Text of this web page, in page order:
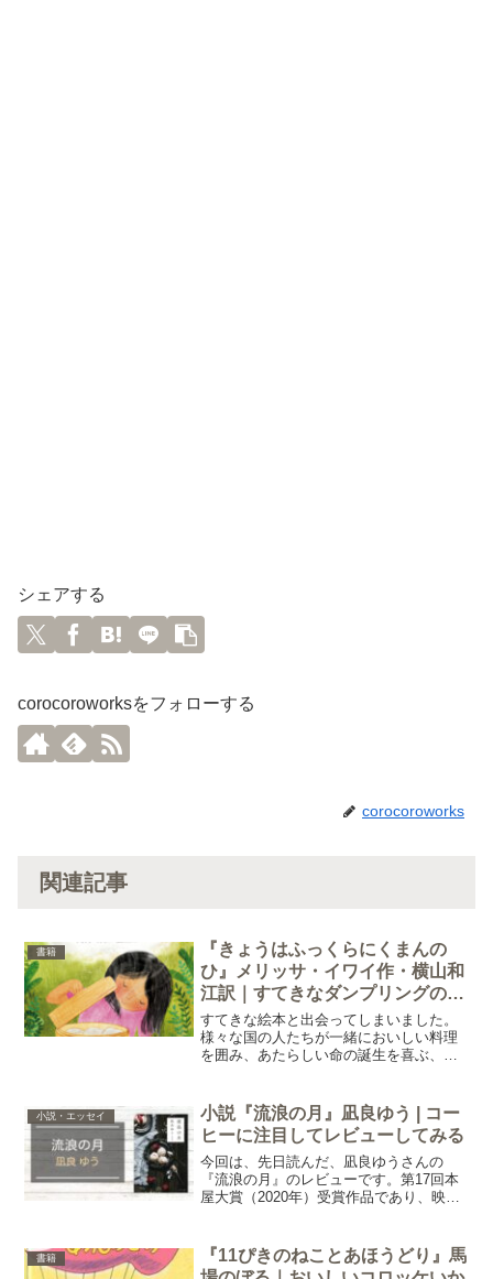
シェアする
corocoroworksをフォローする
corocoroworks
関連記事
書籍
『きょうはふっくらにくまんの
ひ』メリッサ・イワイ作・横山和
江訳｜すてきなダンプリングのお
はなし ★コラム 蒸し鍋を買っ
た話
すてきな絵本と出会ってしまいました。
様々な国の人たちが一緒においしい料理
を囲み、あたらしい命の誕生を喜ぶ、そ
まんの日』【5歳から 大人も】
a8adscript('bo...
小説・エッセイ
小説『流浪の月』凪良ゆう | コー
ヒーに注目してレビューしてみる
今回は、先日読んだ、凪良ゆうさんの
『流浪の月』のレビューです。第17回本
屋大賞（2020年）受賞作品であり、映画
進め、そして読了。とても心揺さぶられ
る作品でした。作中に...
書籍
『11ぴきのねことあほうどり』馬